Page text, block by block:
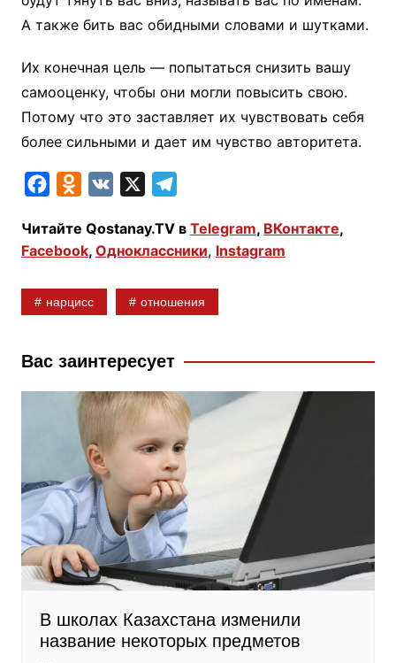
А также бить вас обидными словами и шутками.
Их конечная цель — попытаться снизить вашу
самооценку, чтобы они могли повысить свою.
Потому что это заставляет их чувствовать себя
более сильными и дает им чувство авторитета.
c
e
o
k
n
o
l
s
n
k
i
l
e
r
m
Читайте Qostanay.TV в Telegram, ВКонтакте,
Facebook, Одноклассники, Instagram
нарцисс отношения
Вас заинтересует
В школах Казахстана изменили
название некоторых предметов